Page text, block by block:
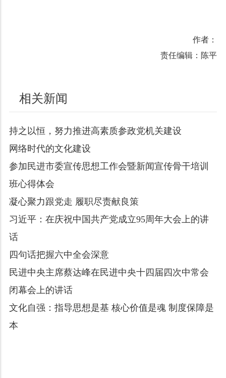
作者：
责任编辑：陈平
相关新闻
持之以恒，努力推进高素质参政党机关建设
网络时代的文化建设
参加民进市委宣传思想工作会暨新闻宣传骨干培训
班心得体会
凝心聚力跟党走 履职尽责献良策
习近平：在庆祝中国共产党成立95周年大会上的讲
话
四句话把握六中全会深意
民进中央主席蔡达峰在民进中央十四届四次中常会
闭幕会上的讲话
文化自强：指导思想是基 核心价值是魂 制度保障是
本